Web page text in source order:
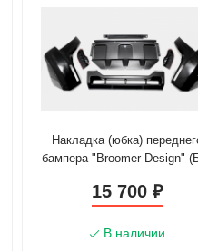
Накладка (юбка)
бампера "Broomer Design"
(2006-2015)
15 700 ₽
В наличии